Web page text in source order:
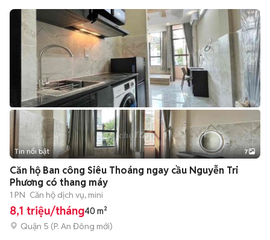
+2
Tin nổi bật 7
Căn hộ Ban công Siêu Thoáng ngay cầu Nguyễn Tri
Phương có thang máy
1 PN Căn hộ dịch vụ, mini
8,1 triệu/tháng40 m²
Quận 5 (P. An Đông mới)